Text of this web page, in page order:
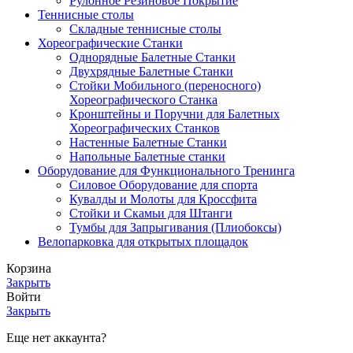
Теннисные столы
Складные теннисные столы
Хореографические Станки
Однорядные Балетные Станки
Двухрядные Балетные Станки
Стойки Мобильного (переносного)
Хореографического Станка
Кронштейны и Поручни для Балетных
Хореографических Станков
Настенные Балетные Станки
Напольные Балетные станки
Оборудование для Функционального Тренинга
Силовое Оборудование для спорта
Кувалды и Молоты для Кроссфита
Стойки и Скамьи для Штанги
Тумбы для Запрыгивания (Плиобоксы)
Велопарковка для открытых площадок
Корзина
Закрыть
Войти
Закрыть
Еще нет аккаунта?